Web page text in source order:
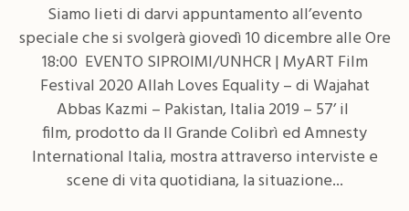
Siamo lieti di darvi appuntamento all’evento
speciale che si svolgerà giovedì 10 dicembre alle Ore
18:00 EVENTO SIPROIMI/UNHCR | MyART Film
Festival 2020 Allah Loves Equality – di Wajahat
Abbas Kazmi – Pakistan, Italia 2019 – 57’ il
film, prodotto da Il Grande Colibrì ed Amnesty
International Italia, mostra attraverso interviste e
scene di vita quotidiana, la situazione...